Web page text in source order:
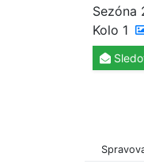
Sezóna
Kolo 1